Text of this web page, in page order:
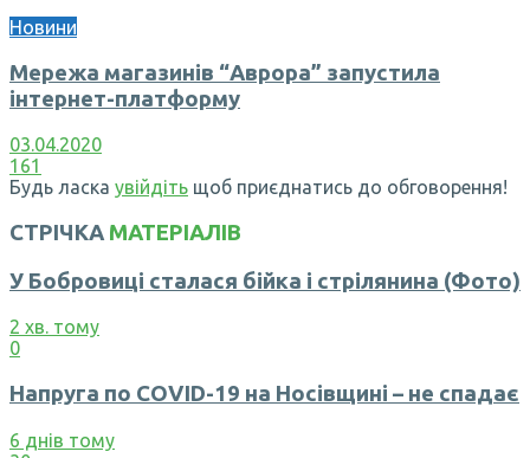
Новини
Мережа магазинів “Аврора” запустила
інтернет-платформу
03.04.2020
161
Будь ласка увійдіть щоб приєднатись до обговорення!
СТРІЧКА МАТЕРІАЛІВ
У Бобровиці сталася бійка і стрілянина (Фото)
2 хв. тому
0
Напруга по COVID-19 на Носівщині – не спадає
6 днів тому